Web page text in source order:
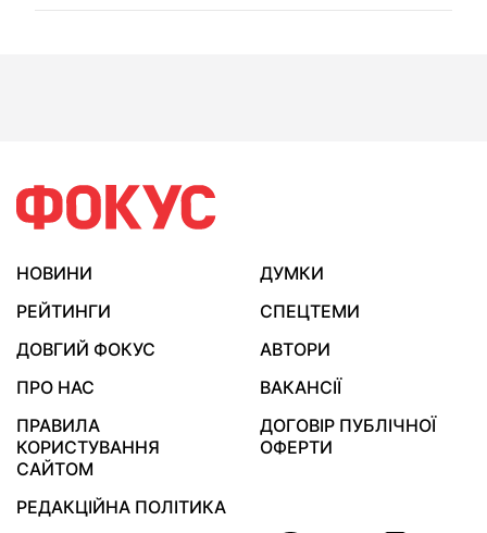
НОВИНИ
ДУМКИ
РЕЙТИНГИ
СПЕЦТЕМИ
ДОВГИЙ ФОКУС
АВТОРИ
ПРО НАС
ВАКАНСІЇ
ПРАВИЛА
КОРИСТУВАННЯ
САЙТОМ
ДОГОВІР ПУБЛІЧНОЇ
ОФЕРТИ
РЕДАКЦІЙНА ПОЛІТИКА